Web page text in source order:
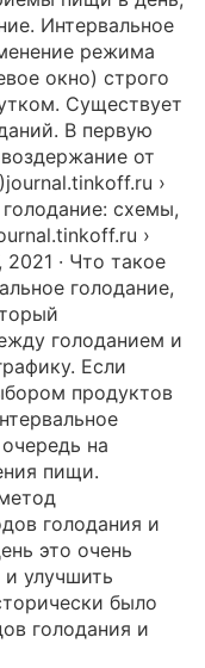
Интервальное
режима
окно) строго
Существует
В первую
от
›
схемы,
›
· Что такое
голодание,
голоданием и
Если
продуктов
на
пищи.
голодания и
это очень
улучшить
было
голодания и